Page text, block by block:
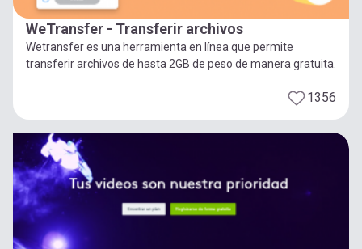
WeTransfer - Transferir archivos
Wetransfer es una herramienta en línea que permite
transferir archivos de hasta 2GB de peso de manera gratuita.
1356